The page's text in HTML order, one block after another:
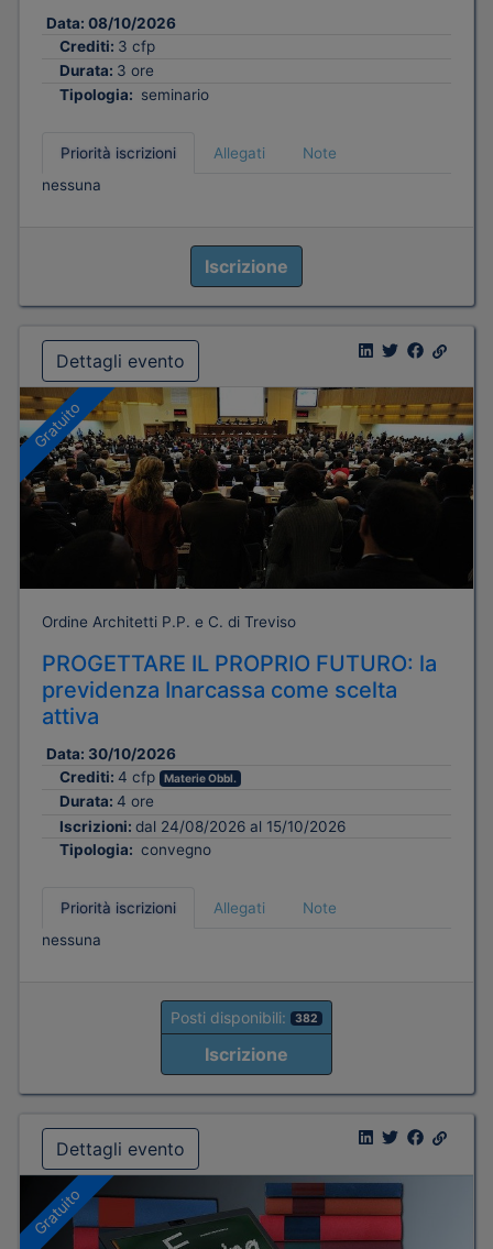
Data: 08/10/2026
Crediti: 3 cfp
Durata: 3 ore
Tipologia: seminario
Priorità iscrizioni Allegati
Note
nessuna
Iscrizione
Dettagli evento
Gratuito
Ordine Architetti P.P. e C. di Treviso
PROGETTARE IL PROPRIO FUTURO: la
previdenza Inarcassa come scelta
attiva
Data: 30/10/2026
Crediti: 4 cfp Materie Obbl.
Durata: 4 ore
Iscrizioni: dal 24/08/2026 al 15/10/2026
Tipologia: convegno
Priorità iscrizioni Allegati
Note
nessuna
Posti disponibili: 382
Iscrizione
Dettagli evento
Gratuito